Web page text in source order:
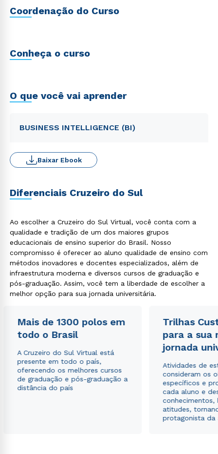
Coordenação do Curso
Conheça o curso
O que você vai aprender
BUSINESS INTELLIGENCE (BI)
Baixar Ebook
Diferenciais Cruzeiro do Sul
Ao escolher a Cruzeiro do Sul Virtual, você conta com a
qualidade e tradição de um dos maiores grupos
educacionais de ensino superior do Brasil. Nosso
compromisso é oferecer ao aluno qualidade de ensino com
métodos inovadores e docentes especializados, além de
infraestrutura moderna e diversos cursos de graduação e
pós-graduação. Assim, você tem a liberdade de escolher a
melhor opção para sua jornada universitária.
Mais de 1300 polos em
todo o Brasil
A Cruzeiro do Sul Virtual está
presente em todo o país,
oferecendo os melhores cursos
de graduação e pós-graduação a
distância do país
Trilhas
para a sua
jornada
Atividades de
consideram os
específicos e
cada aluno e
conhecimentos,
atitudes,
protagonista da